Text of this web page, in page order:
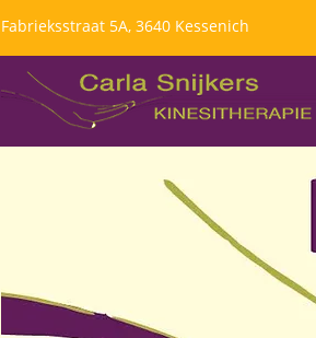
Fabrieksstraat 5A, 3640 Kessenich